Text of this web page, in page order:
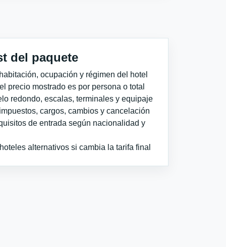
del paquete
ocupación y régimen del hotel
precio mostrado es por persona o total
redondo, escalas, terminales y equipaje
cargos, cambios y cancelación
de entrada según nacionalidad y
alternativos si cambia la tarifa final